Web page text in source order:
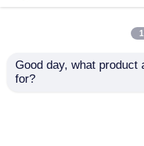
연락주세요
GQ-FL 유연한 장착 구
Good day, what product
for?